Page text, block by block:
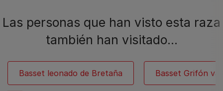
Las personas que han visto esta raza
también han visitado…
Basset leonado de Bretaña Basset Grifón